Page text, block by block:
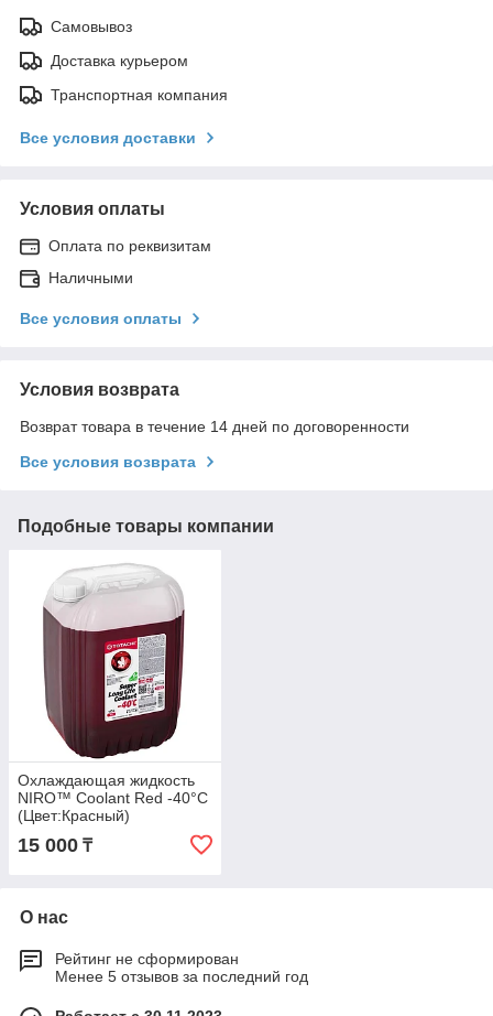
Самовывоз
Доставка курьером
Транспортная компания
Все условия доставки
Условия оплаты
Оплата по реквизитам
Наличными
Все условия оплаты
Условия возврата
Возврат товара в течение 14 дней по договоренности
Все условия возврата
Подобные товары компании
Охлаждающая жидкость
NIRO™ Coolant Red -40°C
(Цвет:Красный)
15 000 ₸
О нас
Рейтинг не сформирован
Менее 5 отзывов за последний год